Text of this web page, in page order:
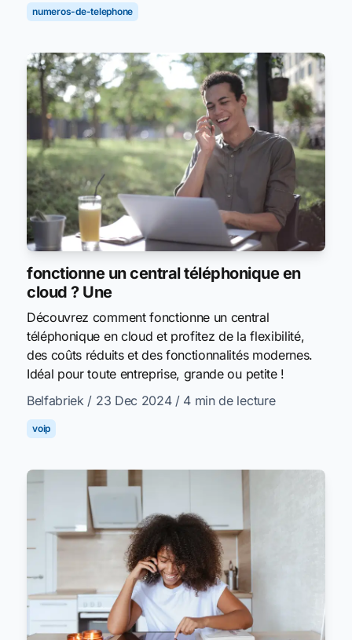
numeros-de-telephone
fonctionne un central téléphonique en
cloud ? Une
Découvrez comment fonctionne un central
téléphonique en cloud et profitez de la flexibilité,
des coûts réduits et des fonctionnalités modernes.
Idéal pour toute entreprise, grande ou petite !
Belfabriek / 23 Dec 2024 / 4 min de lecture
voip